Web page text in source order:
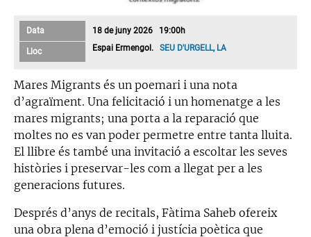
Data 18 de juny 2026 19:00h
Lloc Espai Ermengol.SEU D'URGELL, LA
Mares Migrants és un poemari i una nota
d’agraïment. Una felicitació i un homenatge a les
mares migrants; una porta a la reparació que
moltes no es van poder permetre entre tanta lluita.
El llibre és també una invitació a escoltar les seves
històries i preservar-les com a llegat per a les
generacions futures.
Després d’anys de recitals, Fàtima Saheb ofereix
una obra plena d’emoció i justícia poètica que